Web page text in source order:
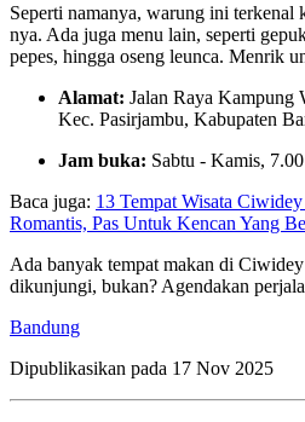
Seperti namanya, warung ini terkenal
nya. Ada juga menu lain, seperti
pepes, hingga oseng leunca. Menrik
Alamat: Jalan Raya Kampung
Kec. Pasirjambu, Kabupaten
Jam buka: Sabtu - Kamis,
Baca juga: 13 Tempat Wisata
Romantis, Pas Untuk Kencan Yang
Ada banyak tempat makan di
dikunjungi, bukan? Agendakan
Bandung
Dipublikasikan pada 17 Nov 2025